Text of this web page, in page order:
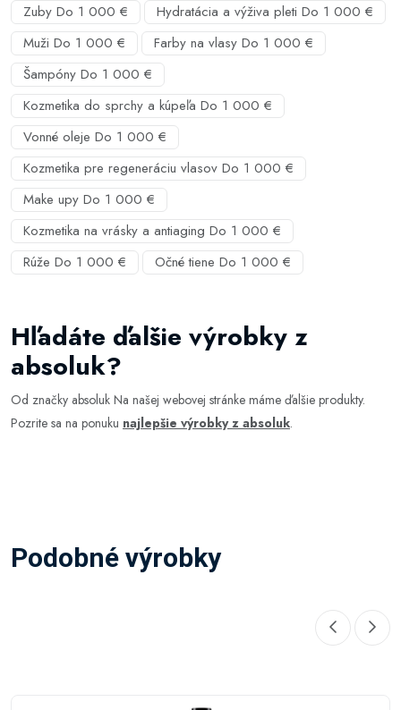
Zuby Do 1 000 €
Hydratácia a výživa pleti Do 1 000 €
Muži Do 1 000 €
Farby na vlasy Do 1 000 €
Šampóny Do 1 000 €
Kozmetika do sprchy a kúpeľa Do 1 000 €
Vonné oleje Do 1 000 €
Kozmetika pre regeneráciu vlasov Do 1 000 €
Make upy Do 1 000 €
Kozmetika na vrásky a antiaging Do 1 000 €
Rúže Do 1 000 €
Očné tiene Do 1 000 €
Hľadáte ďalšie výrobky z
absoluk?
Od značky absoluk Na našej webovej stránke máme ďalšie produkty.
Pozrite sa na ponuku najlepšie výrobky z absoluk.
Podobné výrobky